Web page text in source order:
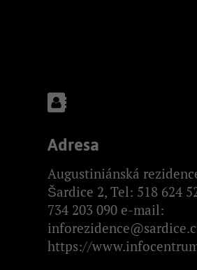
Adresa
Augustiniánská
Šardice 2, Tel: 518 624
734 203 090 e-mail:
https://